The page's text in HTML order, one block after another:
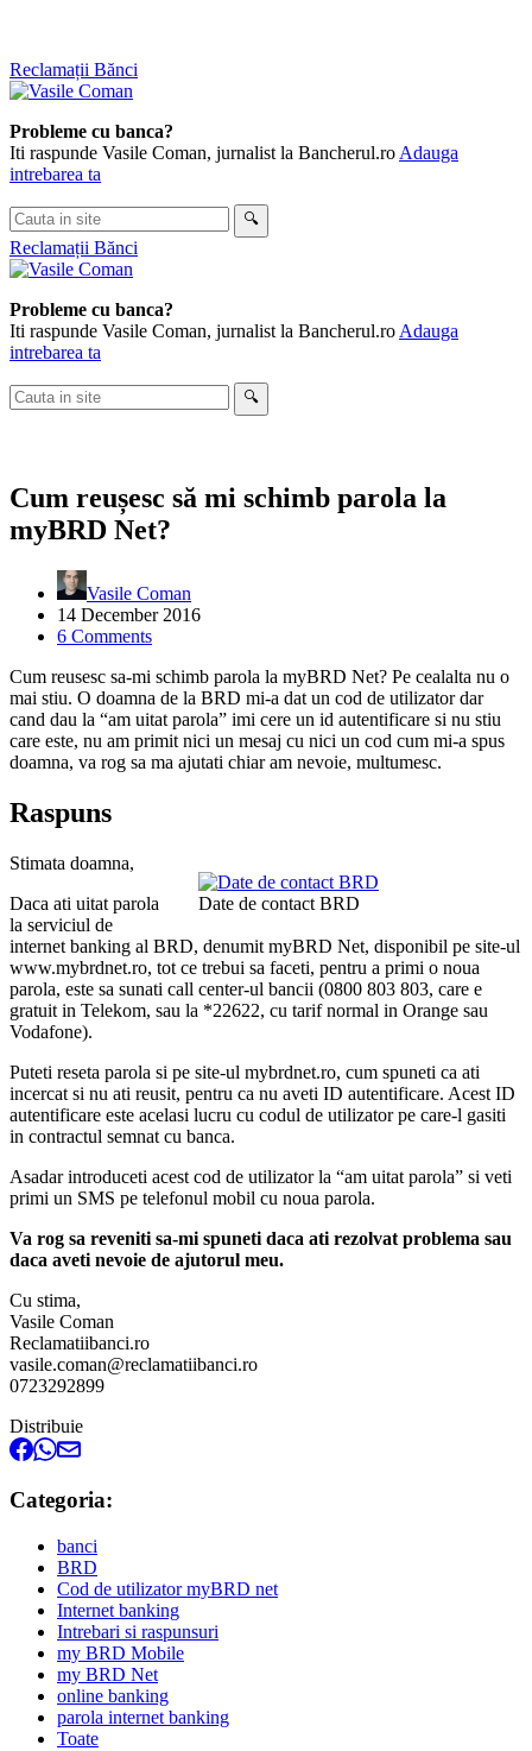
Skip
to
Reclamații Bănci
Probleme cu banca?
Iti raspunde Vasile Coman, jurnalist la Bancherul.ro Adauga
intrebarea ta
Cauta
in
site
🔍
Reclamații Bănci
Probleme cu banca?
Iti raspunde Vasile Coman, jurnalist la Bancherul.ro Adauga
intrebarea ta
Cauta
in
🔍
Cum reușesc să mi schimb parola la
myBRD Net?
Vasile Coman
14 December 2016
6 Comments
Cum reusesc sa-mi schimb parola la myBRD Net? Pe cealalta nu o
mai stiu. O doamna de la BRD mi-a dat un cod de utilizator dar
cand dau la “am uitat parola” imi cere un id autentificare si nu stiu
care este, nu am primit nici un mesaj cu nici un cod cum mi-a spus
doamna, va rog sa ma ajutati chiar am nevoie, multumesc.
Raspuns
Date de contact BRD
Stimata doamna,
Daca ati uitat parola
la serviciul de
internet banking al BRD, denumit myBRD Net, disponibil pe site-ul
www.mybrdnet.ro, tot ce trebui sa faceti, pentru a primi o noua
parola, este sa sunati call center-ul bancii (0800 803 803, care e
gratuit in Telekom, sau la *22622, cu tarif normal in Orange sau
Vodafone).
Puteti reseta parola si pe site-ul mybrdnet.ro, cum spuneti ca ati
incercat si nu ati reusit, pentru ca nu aveti ID autentificare. Acest ID
autentificare este acelasi lucru cu codul de utilizator pe care-l gasiti
in contractul semnat cu banca.
Asadar introduceti acest cod de utilizator la “am uitat parola” si veti
primi un SMS pe telefonul mobil cu noua parola.
Va rog sa reveniti sa-mi spuneti daca ati rezolvat problema sau
daca aveti nevoie de ajutorul meu.
Cu stima,
Vasile Coman
Reclamatiibanci.ro
vasile.coman@reclamatiibanci.ro
0723292899
Distribuie
Categoria:
banci
BRD
Cod de utilizator myBRD net
Internet banking
Intrebari si raspunsuri
my BRD Mobile
my BRD Net
online banking
parola internet banking
Toate